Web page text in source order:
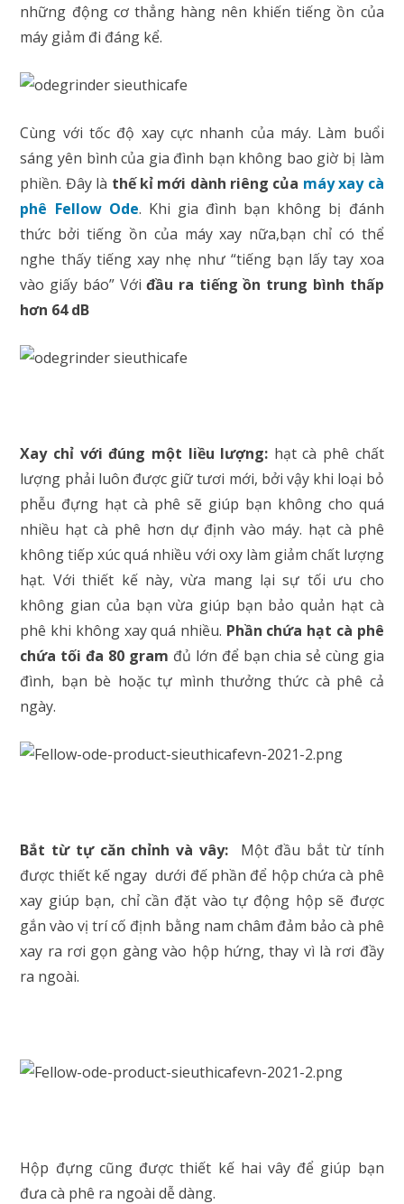
những động cơ thẳng hàng nên khiến tiếng ồn của
máy giảm đi đáng kể.
Cùng với tốc độ xay cực nhanh của máy. Làm buổi
sáng yên bình của gia đình bạn không bao giờ bị làm
phiền. Đây là thế kỉ mới dành riêng của máy xay cà
phê Fellow Ode. Khi gia đình bạn không bị đánh
thức bởi tiếng ồn của máy xay nữa,bạn chỉ có thể
nghe thấy tiếng xay nhẹ như “tiếng bạn lấy tay xoa
vào giấy báo” Vớiđầu ra tiếng ồn trung bình thấp
hơn 64 dB
Xay chỉ với đúng một liều lượng: hạt cà phê chất
lượng phải luôn được giữ tươi mới, bởi vậy khi loại bỏ
phễu đựng hạt cà phê sẽ giúp bạn không cho quá
nhiều hạt cà phê hơn dự định vào máy. hạt cà phê
không tiếp xúc quá nhiều với oxy làm giảm chất lượng
hạt. Với thiết kế này, vừa mang lại sự tối ưu cho
không gian của bạn vừa giúp bạn bảo quản hạt cà
phê khi không xay quá nhiều. Phần chứa hạt cà phê
chứa tối đa 80 gram đủ lớn để bạn chia sẻ cùng gia
đình, bạn bè hoặc tự mình thưởng thức cà phê cả
ngày.
Bắt từ tự căn chỉnh và vây:
Một đầu bắt từ tính
được thiết kế ngay dưới đế phần để hộp chứa cà phê
xay giúp bạn, chỉ cần đặt vào tự động hộp sẽ được
gắn vào vị trí cố định bằng nam châm đảm bảo cà phê
xay ra rơi gọn gàng vào hộp hứng, thay vì là rơi đầy
ra ngoài.
Hộp đựng cũng được thiết kế hai vây để giúp bạn
đưa cà phê ra ngoài dễ dàng.